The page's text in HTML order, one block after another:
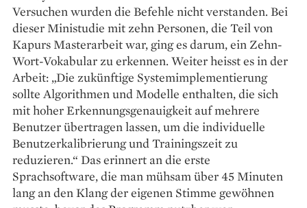
Versuchen wurden die Befehle nicht verstanden. Bei
dieser Ministudie mit zehn Personen, die Teil von
Kapurs Masterarbeit war, ging es darum, ein Zehn-
Wort-Vokabular zu erkennen. Weiter heisst es in der
Arbeit: „Die zukünftige Systemimplementierung
sollte Algorithmen und Modelle enthalten, die sich
mit hoher Erkennungsgenauigkeit auf mehrere
Benutzer übertragen lassen, um die individuelle
Benutzerkalibrierung und Trainingszeit zu
reduzieren.“ Das erinnert an die erste
Sprachsoftware, die man mühsam über 45 Minuten
lang an den Klang der eigenen Stimme gewöhnen